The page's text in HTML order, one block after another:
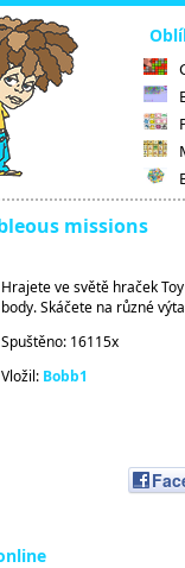
missions
Hrajete ve světě hraček
body. Skáčete na různé
Spuštěno: 16115x
Vložil: Bobb1